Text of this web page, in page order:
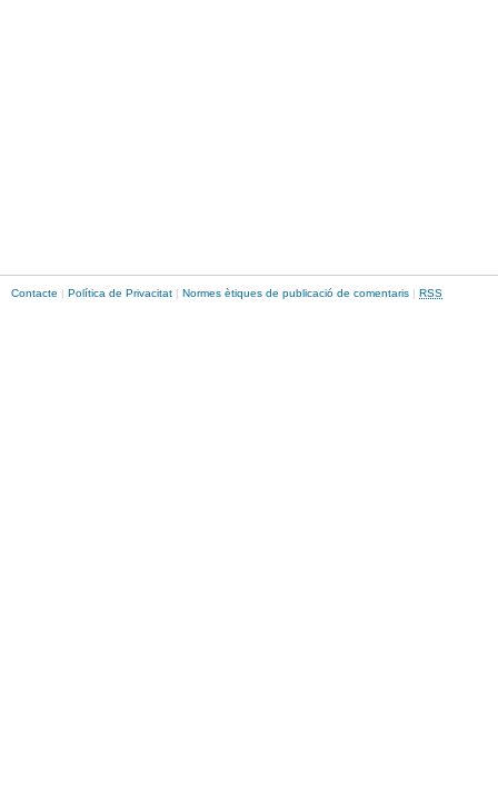
Contacte | Política de Privacitat | Normes ètiques de publicació de comentaris | RSS